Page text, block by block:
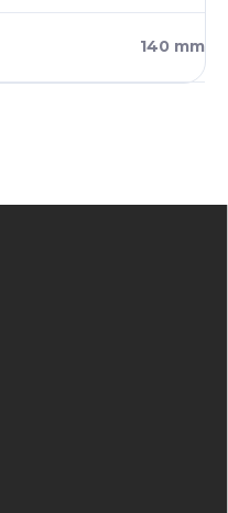
140 mm